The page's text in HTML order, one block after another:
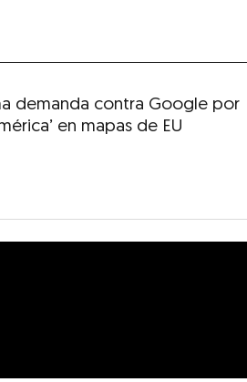
demanda contra Google por
en mapas de EU